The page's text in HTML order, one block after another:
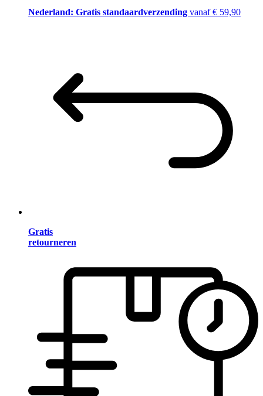
Nederland: Gratis standaardverzending vanaf € 59,90
Gratis
retourneren